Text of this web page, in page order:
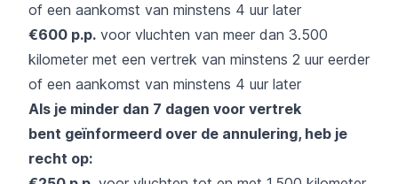
of een aankomst van minstens 4 uur later
€600 p.p. voor vluchten van meer dan 3.500
kilometer met een vertrek van minstens 2 uur eerder
of een aankomst van minstens 4 uur later
Als je minder dan 7 dagen voor vertrek
bent geïnformeerd over de annulering, heb je
recht op: